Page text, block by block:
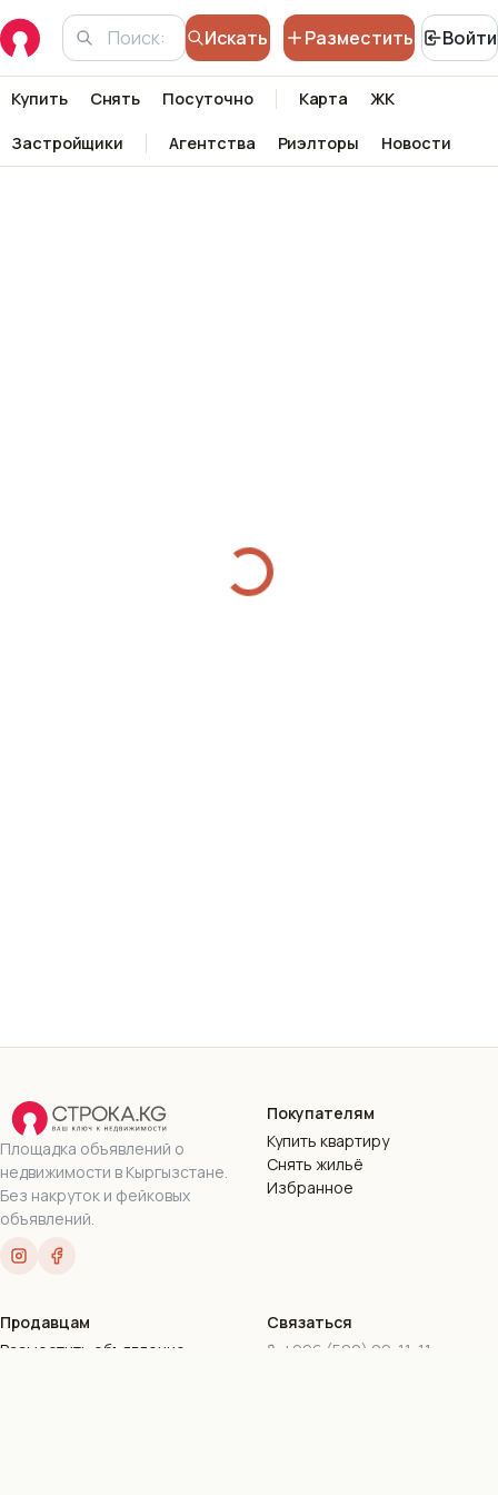
Искать Разместить Войти
Купить Снять Посуточно Карта ЖК
Застройщики Агентства Риэлторы Новости
Площадка объявлений о
недвижимости в Кыргызстане.
Без накруток и фейковых
объявлений.
Покупателям
Купить квартиру
Снять жильё
Избранное
Продавцам
Разместить объявление
Связаться
+996 (500) 90-11-11